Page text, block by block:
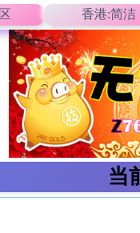
香港:简洁
当